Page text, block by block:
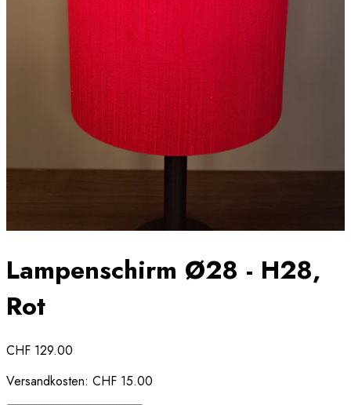
Lampenschirm Ø28 - H28,
Rot
CHF 129.00
Versandkosten: CHF 15.00